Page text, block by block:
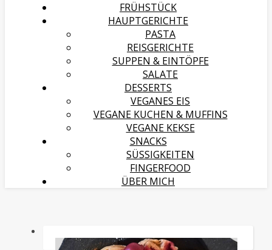
FRÜHSTÜCK
HAUPTGERICHTE
PASTA
REISGERICHTE
SUPPEN & EINTÖPFE
SALATE
DESSERTS
VEGANES EIS
VEGANE KUCHEN & MUFFINS
VEGANE KEKSE
SNACKS
SÜSSIGKEITEN
FINGERFOOD
ÜBER MICH